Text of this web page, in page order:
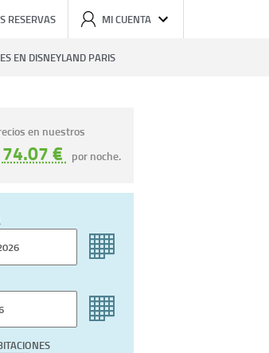
RESERVAS MI CUENTA
EN DISNEYLAND PARIS
en nuestros
74.07 € por noche.